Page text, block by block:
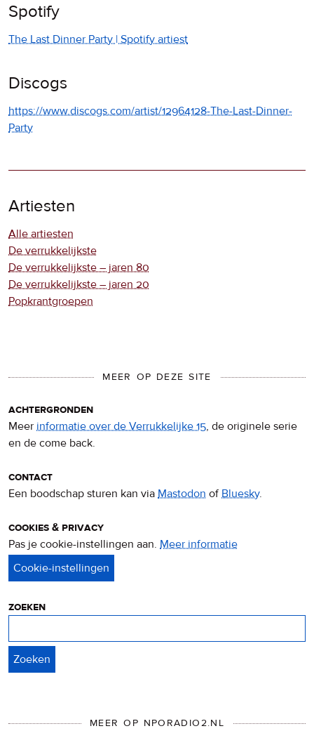
Spotify
The Last Dinner Party | Spotify artiest
Discogs
https://www.discogs.com/artist/12964128-The-Last-Dinner-
Party
Artiesten
Alle artiesten
De verrukkelijkste
De verrukkelijkste – jaren 80
De verrukkelijkste – jaren 20
Popkrantgroepen
MEER OP DEZE SITE
achtergronden
Meer informatie over de Verrukkelijke 15, de originele serie
en de come back.
contact
Een boodschap sturen kan via Mastodon ofBluesky.
cookies & privacy
Pas je cookie-instellingen aan. Meer informatie
zoeken
MEER OP NPORADIO2.NL